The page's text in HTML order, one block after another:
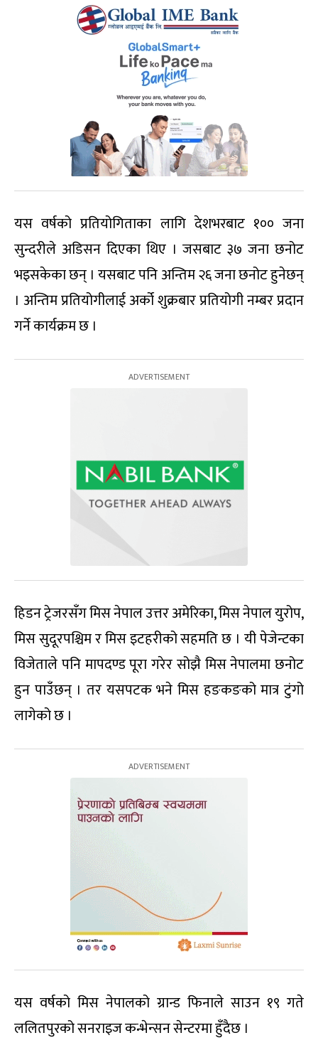
यस वर्षको प्रतियोगिताका लागि देशभरबाट १०० जना
सुन्दरीले अडिसन दिएका थिए । जसबाट ३७ जना छनोट
भइसकेका छन् । यसबाट पनि अन्तिम २६ जना छनोट हुनेछन्
। अन्तिम प्रतियोगीलाई अर्को शुक्रबार प्रतियोगी नम्बर प्रदान
गर्ने कार्यक्रम छ ।
हिडन ट्रेजरसँग मिस नेपाल उत्तर अमेरिका, मिस नेपाल युरोप,
मिस सुदूरपश्चिम र मिस इटहरीको सहमति छ । यी पेजेन्टका
विजेताले पनि मापदण्ड पूरा गरेर सोझै मिस नेपालमा छनोट
हुन पाउँछन् । तर यसपटक भने मिस हङकङको मात्र टुंगो
लागेको छ ।
यस वर्षको मिस नेपालको ग्रान्ड फिनाले साउन १९ गते
ललितपुरको सनराइज कन्भेन्सन सेन्टरमा हुँदैछ ।